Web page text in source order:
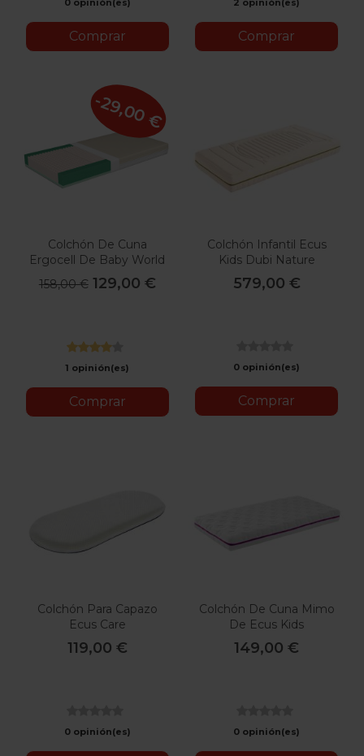
0 opinión(es)
Comprar
2 opinión(es)
Comprar
Colchón De Cuna
Ergocell De Baby World
158,00 € 129,00 €
1 opinión(es)
Comprar
-29,00 €
Colchón Infantil Ecus
Kids Dubi Nature
579,00 €
0 opinión(es)
Comprar
Colchón Para Capazo
Ecus Care
119,00 €
0 opinión(es)
Colchón De Cuna Mimo
De Ecus Kids
149,00 €
0 opinión(es)